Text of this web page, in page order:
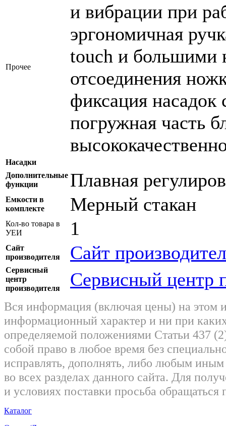
Прочее
и вибрации при
эргономичная
touch и большими
отсоединения
фиксация
погружная часть
Насадки
Дополнительные
функции
Плавная
Емкости в
комплекте
Мерный стакан
Кол-во товара в
УЕИ
1
Сайт
производителя
Сайт
Сервисный
центр
производителя
Сервисный центр
Вся информация (включая цены) на этом
информационный характер и ни при
определяемой положениями Статьи 437
собой право в любое время без
исправлять, дополнять, либо любым
во всех разделах данного сайта. Для
и условиях поставки просьба
Каталог